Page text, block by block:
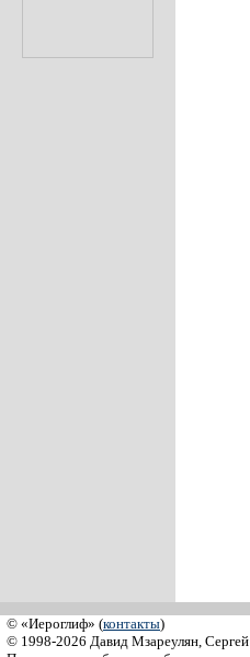
© «Иероглиф» (контакты)
© 1998-2026 Давид Мзареулян,